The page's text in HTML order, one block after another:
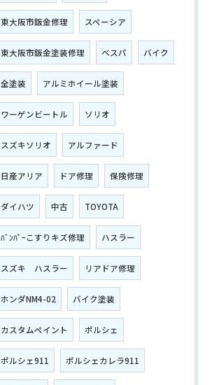
東大阪市鈑金修理 スペーシア
東大阪市鈑金塗装修理 ベスパ バイク
全塗装 アルミホイール塗装
ワーゲンビートル ソリオ
スズキソリオ アルファード
日産アリア ドア修理 保険修理
ダイハツ 中古 TOYOTA
ﾊﾞﾝﾊﾟｰこすりキズ修理 ハスラー
スズキ ハスラー リアドア修理
ホンダNM4-02 バイク塗装
カスタムペイント ポルシェ
ポルシェ911 ポルシェカレラ911